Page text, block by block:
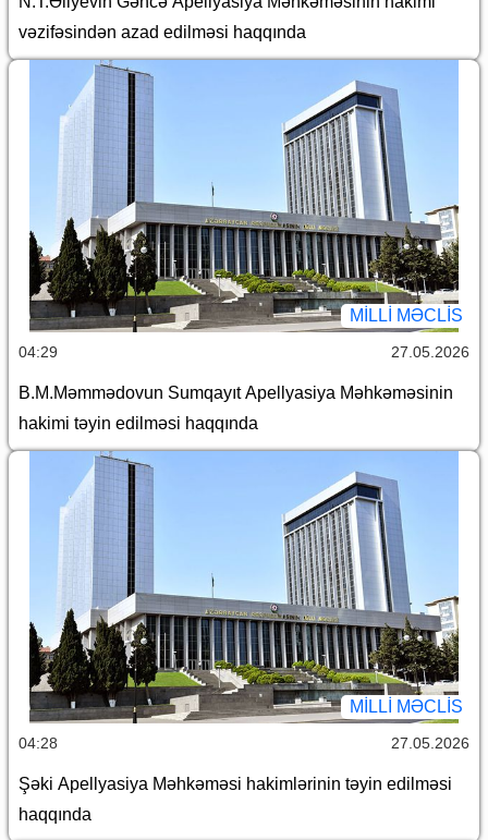
vəzifəsindən azad edilməsi haqqında
MILLI MƏCLIS
04:29 27.05.2026
B.M.Məmmədovun Sumqayıt Apellyasiya Məhkəməsinin
hakimi təyin edilməsi haqqında
MILLI MƏCLIS
04:28 27.05.2026
Şəki Apellyasiya Məhkəməsi hakimlərinin təyin edilməsi
haqqında